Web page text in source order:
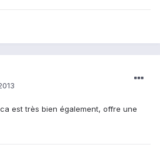
est très bien également, offre une